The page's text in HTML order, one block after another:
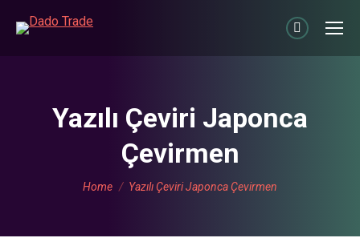
Linkedin
page
new
Yazılı Çeviri Japonca
Çevirmen
You are here:
Home Yazılı Çeviri Japonca Çevirmen